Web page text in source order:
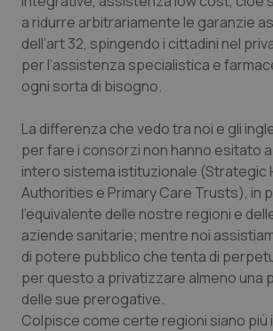
Quotidiano Chirurgia
Quotidiano Oncologia
Rene & patologie urogenitali
Salute orale & impianti
Sangue & coagulazione
Tiroide
a ridurre arbitrariamente le garanzie
dell’art 32, spingendo i cittadini nel
per l’assistenza specialistica e
ogni sorta di bisogno.
La differenza che vedo tra noi e gli
per fare i consorzi non hanno esitato
intero sistema istituzionale (Strategic
Authorities e Primary Care Trusts), in
l’equivalente delle nostre regioni e
aziende sanitarie; mentre noi
di potere pubblico che tenta di
per questo a privatizzare almeno una
delle sue prerogative.
Colpisce come certe regioni siano più